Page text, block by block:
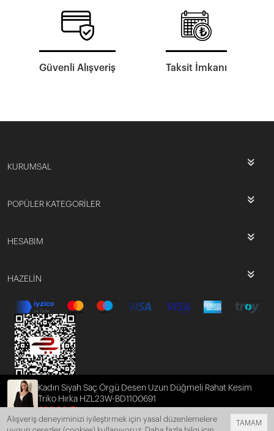
Kadın Siyah Saç Örgü Desen Uzun Düğmeli Rahat Kesim
Triko Hırka HZL23W-BD1100691
349,95 TL
Güvenli Alışveriş Taksit İmkanı
KURUMSAL
POPÜLER KATEGORİLER
HESABIM
HAZELİN
TAMAM
Alışveriş deneyiminizi iyileştirmek için yasal düzenlemelere